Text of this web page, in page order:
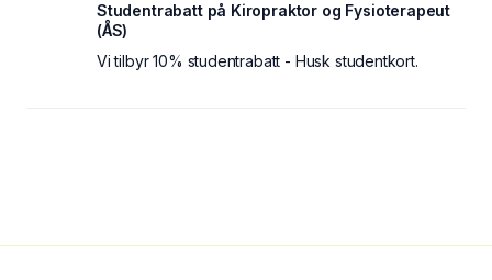
Studentrabatt på Kiropraktor og Fysioterapeut
(ÅS)
Vi tilbyr 10% studentrabatt - Husk studentkort.